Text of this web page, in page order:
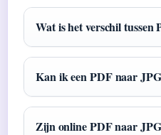
Wat is het verschil
Kan ik een PDF naar
Zijn online PDF naar